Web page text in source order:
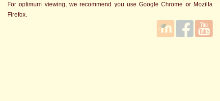
For optimum viewing, we recommend you use Google Chrome or Mozilla
Firefox.